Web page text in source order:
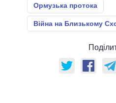
Ормузька протока
Війна на Близькому